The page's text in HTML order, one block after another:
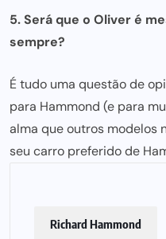
5. Será que o Oliver é
sempre?
É tudo uma questão de
para Hammond (e para
alma que outros modelos
seu carro preferido de
Richard Hammond